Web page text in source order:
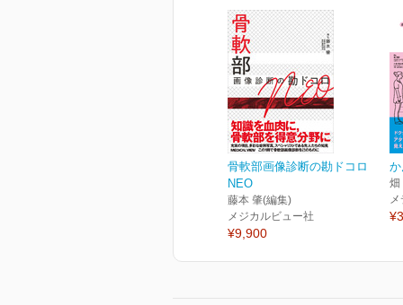
骨軟部画像診断の勘ドコロ
NEO
藤本 肇(編集)
メジカルビュー社
¥9,900
畑